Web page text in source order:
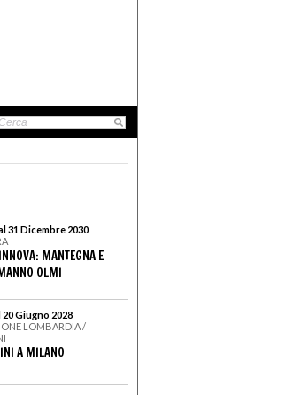
31 Dicembre 2030
MANTEGNA E
OLMI
20 Giugno 2028
LOMBARDIA /
A MILANO